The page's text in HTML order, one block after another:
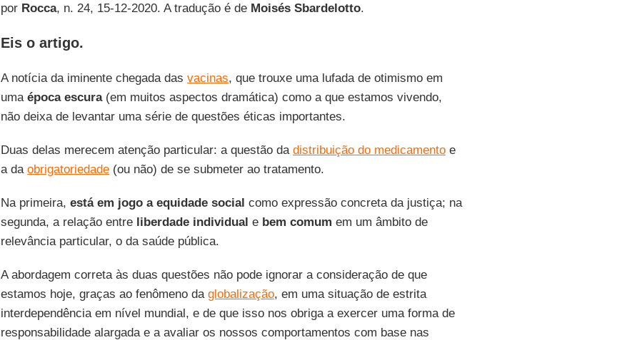
por Rocca, n. 24, 15-12-2020. A tradução é de Moisés Sbardelotto.
Eis o artigo.
A notícia da iminente chegada das vacinas, que trouxe uma lufada de otimismo em
uma época escura(em muitos aspectos dramática) como a que estamos vivendo,
não deixa de levantar uma série de questões éticas importantes.
Duas delas merecem atenção particular: a questão da distribuição do medicamentoe
a da obrigatoriedade(ou não) de se submeter ao tratamento.
Na primeira, está em jogo a equidade social como expressão concreta da justiça; na
segunda, a relação entre liberdade individual e bem comum em um âmbito de
relevância particular, o da saúde pública.
A abordagem correta às duas questões não pode ignorar a consideração de que
estamos hoje, graças ao fenômeno da globalização, em uma situação de estrita
interdependência em nível mundial, e de que isso nos obriga a exercer uma forma de
responsabilidade alargada e a avaliar os nossos comportamentos com base nas